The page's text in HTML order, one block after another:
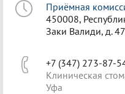
Приёмная
450008,
Заки Валиди, д.
+7 (347) 273-87-
Клиническая
Уфа